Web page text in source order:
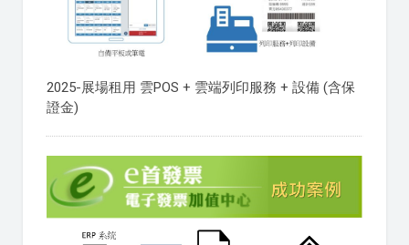
2025-展場租用 雲POS + 雲端列印服務 + 設備 (含保
證金)